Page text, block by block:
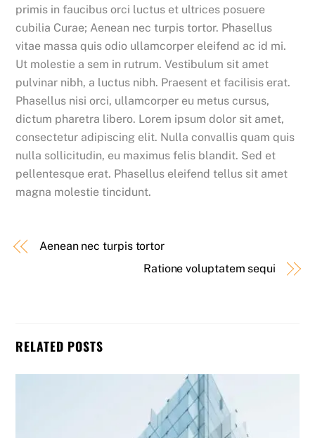
primis in faucibus orci luctus et ultrices posuere
cubilia Curae; Aenean nec turpis tortor. Phasellus
vitae massa quis odio ullamcorper eleifend ac id mi.
Ut molestie a sem in rutrum. Vestibulum sit amet
pulvinar nibh, a luctus nibh. Praesent et facilisis erat.
Phasellus nisi orci, ullamcorper eu metus cursus,
dictum pharetra libero. Lorem ipsum dolor sit amet,
consectetur adipiscing elit. Nulla convallis quam quis
nulla sollicitudin, eu maximus felis blandit. Sed et
pellentesque erat. Phasellus eleifend tellus sit amet
magna molestie tincidunt.
Aenean nec turpis tortor
Ratione voluptatem sequi
RELATED POSTS